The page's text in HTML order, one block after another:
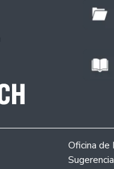
Oficina de